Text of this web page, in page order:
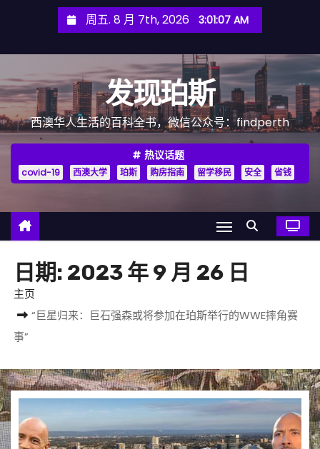
周五. 8 月 7th, 2026 3:01:08 AM
发现珀斯
西澳华人生活的百科全书，微信公众号：findperth
热议话题
covid-19 西澳大学 珀斯 购房指南 留学移民 安全 省钱
日期: 2023 年 9 月 26 日
主页
“巨星归来：巨石强森或将参加在珀斯举行的WWE摔角赛
事”